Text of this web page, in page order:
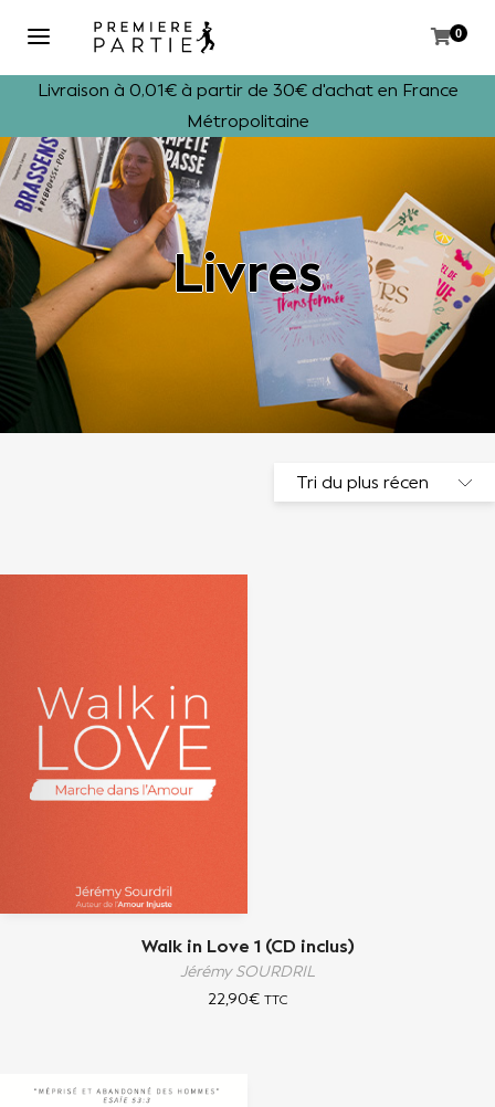
0
Livraison à 0,01€ à partir de 30€ d'achat en France
Métropolitaine
Livres
Walk in Love 1 (CD inclus)
Jérémy SOURDRIL
22,90€ TTC